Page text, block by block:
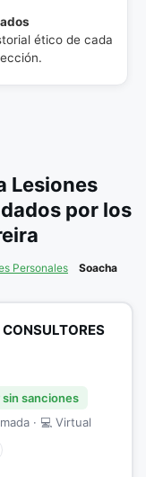
ético de cada
Lesiones
por los
Personales Soacha
sanciones
· 💻 Virtual